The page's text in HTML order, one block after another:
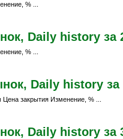
% ...
Daily history за
% ...
Daily history за
Цена закрытия Изменение, % ...
Daily history за